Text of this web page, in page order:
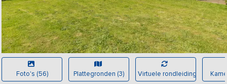
Foto's (56) Plattegronden (3) Virtuele rondleiding